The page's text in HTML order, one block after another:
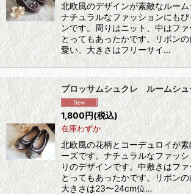
北欧風のデザインが素敵なルー
ナチュラルなファッションにも
ンです。周りはニット、中はフ
とってもあったかです。リボン
愛い。大きさはフリーサイ…
ブロッサムシュクレ ルームシ
1,800円(税込)
在庫わずか
北欧風の花柄とコーデュロイが
ーズです。ナチュラルなファッ
りのデザインです。中敷きはフ
とってもあったかです。リボン
大きさは23〜24cm位…